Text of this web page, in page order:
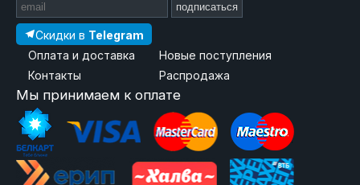
подписаться
Скидки в Telegram
Оплата и доставка
Контакты
Новые поступления
Распродажа
Мы принимаем к оплате